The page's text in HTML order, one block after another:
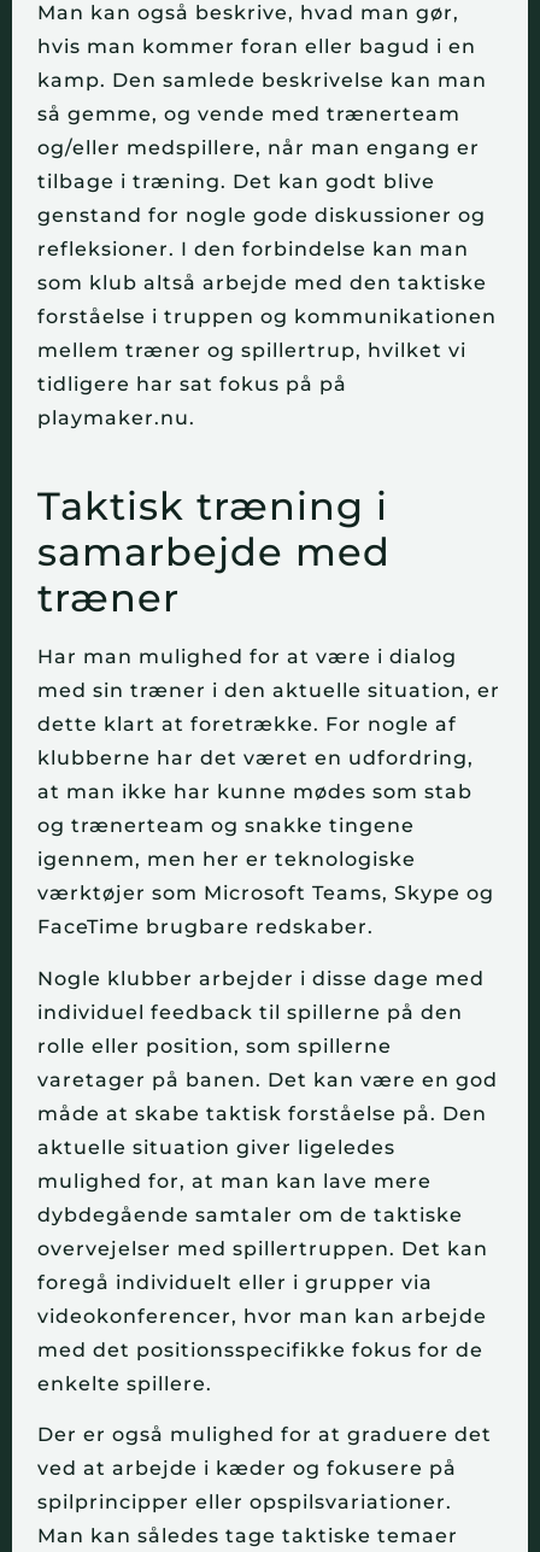
Man kan også beskrive, hvad man gør,
hvis man kommer foran eller bagud i en
kamp. Den samlede beskrivelse kan man
så gemme, og vende med trænerteam
og/eller medspillere, når man engang er
tilbage i træning. Det kan godt blive
genstand for nogle gode diskussioner og
refleksioner. I den forbindelse kan man
som klub altså arbejde med den taktiske
forståelse i truppen og kommunikationen
mellem træner og spillertrup, hvilket vi
tidligere har sat fokus på på
playmaker.nu.
Taktisk træning i
samarbejde med
træner
Har man mulighed for at være i dialog
med sin træner i den aktuelle situation, er
dette klart at foretrække. For nogle af
klubberne har det været en udfordring,
at man ikke har kunne mødes som stab
og trænerteam og snakke tingene
igennem, men her er teknologiske
værktøjer som Microsoft Teams, Skype og
FaceTime brugbare redskaber.
Nogle klubber arbejder i disse dage med
individuel feedback til spillerne på den
rolle eller position, som spillerne
varetager på banen. Det kan være en god
måde at skabe taktisk forståelse på. Den
aktuelle situation giver ligeledes
mulighed for, at man kan lave mere
dybdegående samtaler om de taktiske
overvejelser med spillertruppen. Det kan
foregå individuelt eller i grupper via
videokonferencer, hvor man kan arbejde
med det positionsspecifikke fokus for de
enkelte spillere.
Der er også mulighed for at graduere det
ved at arbejde i kæder og fokusere på
spilprincipper eller opspilsvariationer.
Man kan således tage taktiske temaer